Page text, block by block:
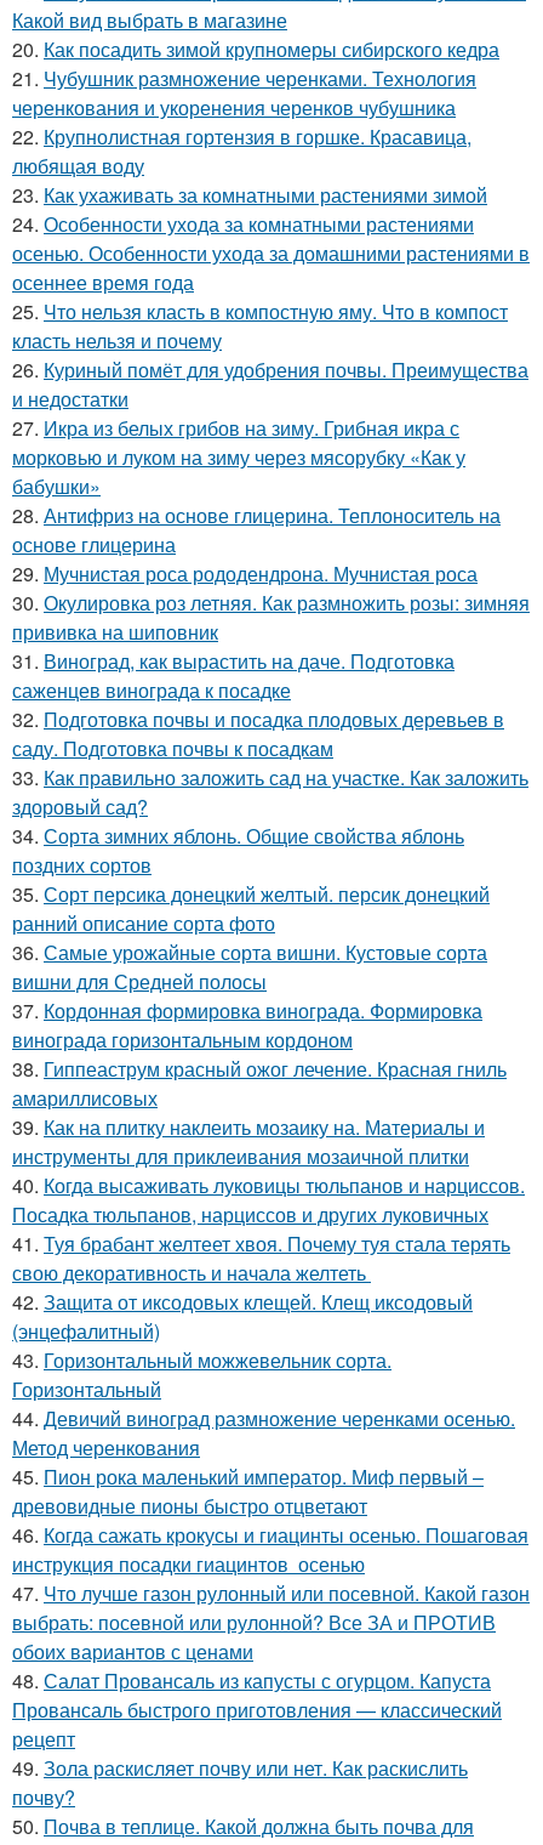
Какой вид выбрать в магазине
20. Как посадить зимой крупномеры сибирского кедра
21. Чубушник размножение черенками. Технология
черенкования и укоренения черенков чубушника
22. Крупнолистная гортензия в горшке. Красавица,
любящая воду
23. Как ухаживать за комнатными растениями зимой
24. Особенности ухода за комнатными растениями
осенью. Особенности ухода за домашними растениями в
осеннее время года
25. Что нельзя класть в компостную яму. Что в компост
класть нельзя и почему
26. Куриный помёт для удобрения почвы. Преимущества
и недостатки
27. Икра из белых грибов на зиму. Грибная икра с
морковью и луком на зиму через мясорубку «Как у
бабушки»
28. Антифриз на основе глицерина. Теплоноситель на
основе глицерина
29. Мучнистая роса рододендрона. Мучнистая роса
30. Окулировка роз летняя. Как размножить розы: зимняя
прививка на шиповник
31. Виноград, как вырастить на даче. Подготовка
саженцев винограда к посадке
32. Подготовка почвы и посадка плодовых деревьев в
саду. Подготовка почвы к посадкам
33. Как правильно заложить сад на участке. Как заложить
здоровый сад?
34. Сорта зимних яблонь. Общие свойства яблонь
поздних сортов
35. Сорт персика донецкий желтый. персик донецкий
ранний описание сорта фото
36. Самые урожайные сорта вишни. Кустовые сорта
вишни для Средней полосы
37. Кордонная формировка винограда. Формировка
винограда горизонтальным кордоном
38. Гиппеаструм красный ожог лечение. Красная гниль
амариллисовых
39. Как на плитку наклеить мозаику на. Материалы и
инструменты для приклеивания мозаичной плитки
40. Когда высаживать луковицы тюльпанов и нарциссов.
Посадка тюльпанов, нарциссов и других луковичных
41. Туя брабант желтеет хвоя. Почему туя стала терять
свою декоративность и начала желтеть
42. Защита от иксодовых клещей. Клещ иксодовый
(энцефалитный)
43. Горизонтальный можжевельник сорта.
Горизонтальный
44. Девичий виноград размножение черенками осенью.
Метод черенкования
45. Пион рока маленький император. Миф первый –
древовидные пионы быстро отцветают
46. Когда сажать крокусы и гиацинты осенью. Пошаговая
инструкция посадки гиацинтов осенью
47. Что лучше газон рулонный или посевной. Какой газон
выбрать: посевной или рулонной? Все ЗА и ПРОТИВ
обоих вариантов с ценами
48. Салат Провансаль из капусты с огурцом. Капуста
Провансаль быстрого приготовления — классический
рецепт
49. Зола раскисляет почву или нет. Как раскислить
почву?
50. Почва в теплице. Какой должна быть почва для